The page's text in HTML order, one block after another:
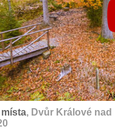
místa, Dvůr Králové